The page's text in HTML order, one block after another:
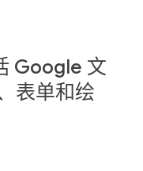
Google 文
表单和绘